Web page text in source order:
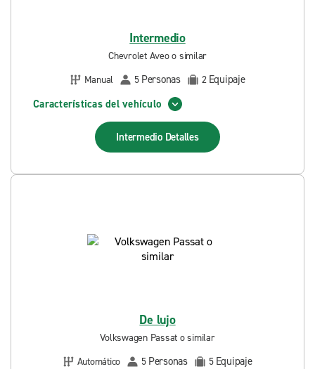
Intermedio
Chevrolet Aveo o similar
Manual
5 Personas 2 Equipaje
Características del vehículo
Intermedio Detalles
De lujo
Volkswagen Passat o similar
Automático
5 Personas 5 Equipaje